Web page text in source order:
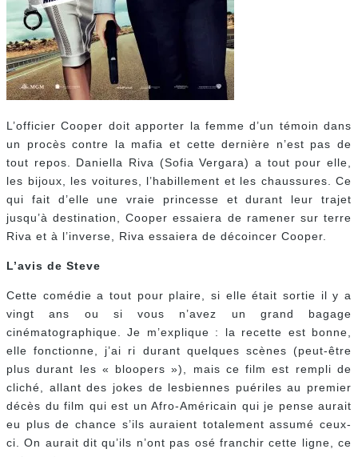
L’officier Cooper doit apporter la femme d’un témoin dans
un procès contre la mafia et cette dernière n’est pas de
tout repos. Daniella Riva (Sofia Vergara) a tout pour elle,
les bijoux, les voitures, l’habillement et les chaussures. Ce
qui fait d’elle une vraie princesse et durant leur trajet
jusqu’à destination, Cooper essaiera de ramener sur terre
Riva et à l’inverse, Riva essaiera de décoincer Cooper.
L’avis de Steve
Cette comédie a tout pour plaire, si elle était sortie il y a
vingt ans ou si vous n’avez un grand bagage
cinématographique. Je m’explique : la recette est bonne,
elle fonctionne, j’ai ri durant quelques scènes (peut-être
plus durant les « bloopers »), mais ce film est rempli de
cliché, allant des jokes de lesbiennes puériles au premier
décès du film qui est un Afro-Américain qui je pense aurait
eu plus de chance s’ils auraient totalement assumé ceux-
ci. On aurait dit qu’ils n’ont pas osé franchir cette ligne, ce